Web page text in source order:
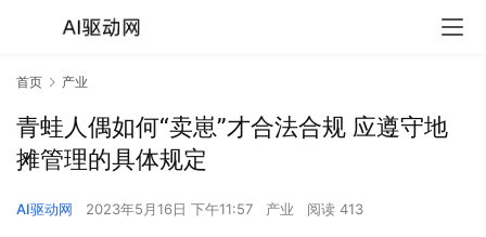
首页 产业
青蛙人偶如何“卖崽”才合法合规 应遵守地
摊管理的具体规定
AI驱动网 2023年5月16日 下午11:57 产业 阅读 413